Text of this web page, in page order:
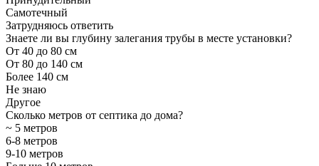
Самотечный
Затрудняюсь ответить
Знаете ли вы глубину залегания трубы в месте установки?
От 40 до 80 см
От 80 до 140 см
Более 140 см
Не знаю
Другое
Сколько метров от септика до дома?
~ 5 метров
6-8 метров
9-10 метров